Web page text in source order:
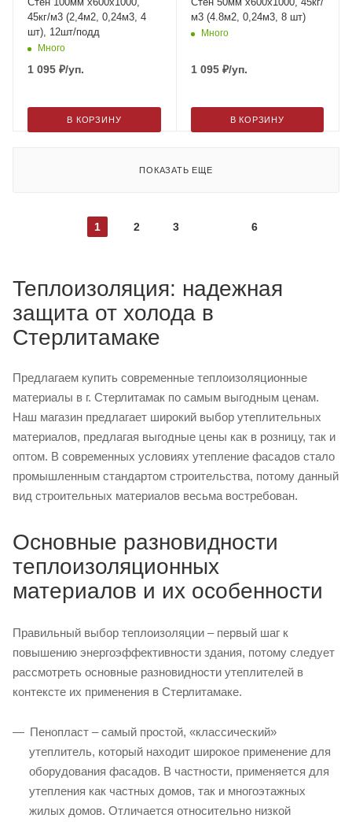
45кг/м3 (2,4м2, 0,24м3, 4
шт), 12шт/подд
Много
1 095 ₽/уп.
В КОРЗИНУ
м3 (4.8м2, 0,24м3, 8 шт)
Много
1 095₽/уп.
В КОРЗИНУ
ПОКАЗАТЬ ЕЩЕ
1 2 3 6
Теплоизоляция: надежная
защита от холода в
Стерлитамаке
Предлагаем купить современные теплоизоляционные
материалы в г. Стерлитамак по самым выгодным ценам.
Наш магазин предлагает широкий выбор утеплительных
материалов, предлагая выгодные цены как в розницу, так и
оптом. В современных условиях утепление фасадов стало
промышленным стандартом строительства, потому данный
вид строительных материалов весьма востребован.
Основные разновидности
теплоизоляционных
материалов и их особенности
Правильный выбор теплоизоляции – первый шаг к
повышению энергоэффективности здания, потому следует
рассмотреть основные разновидности утеплителей в
контексте их применения в Стерлитамаке.
Пенопласт – самый простой, «классический»
утеплитель, который находит широкое применение для
оборудования фасадов. В частности, применяется для
утепления как частных домов, так и многоэтажных
жилых домов. Отличается относительно низкой